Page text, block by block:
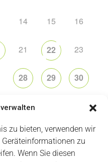
zu bieten, verwenden wir
zu
Wenn Sie diesen
14 15 16
21 22 23
28 29 30
4